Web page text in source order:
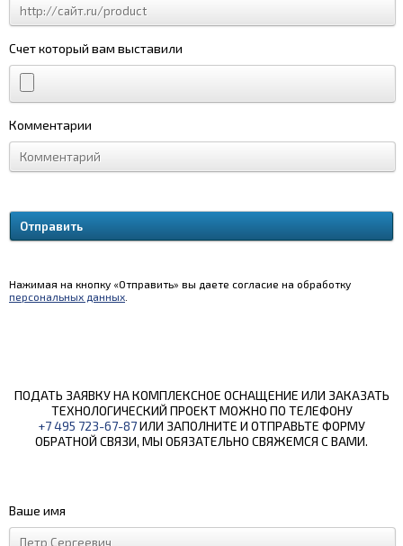
Счет который вам выставили
Комментарии
Нажимая на кнопку «Отправить» вы даете согласие на обработку
персональных данных
ПОДАТЬ ЗАЯВКУ НА КОМПЛЕКСНОЕ ОСНАЩЕНИЕ ИЛИ ЗАКАЗАТЬ
ТЕХНОЛОГИЧЕСКИЙ ПРОЕКТ МОЖНО ПО ТЕЛЕФОНУ
+7 495 723-67-87ИЛИ ЗАПОЛНИТЕ И ОТПРАВЬТЕ ФОРМУ
ОБРАТНОЙ СВЯЗИ, МЫ ОБЯЗАТЕЛЬНО СВЯЖЕМСЯ С ВАМИ.
Ваше имя